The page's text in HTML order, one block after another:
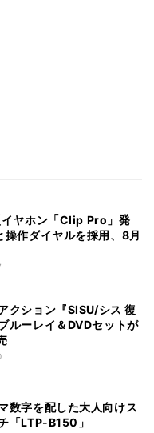
ヤホン「Clip Pro」発
作ダイヤルを採用、8月
クション『SISU/シス 復
ルーレイ＆DVDセットが
数字を配した大人向けス
「LTP-B150」